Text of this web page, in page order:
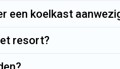
een koelkast
resort?